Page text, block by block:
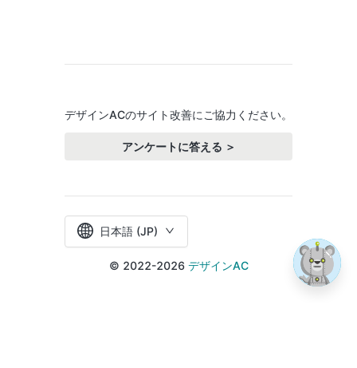
デザインACのサイト改善にご協力ください。
アンケートに答える ＞
日本語 (JP)
© 2022-2026 デザインAC